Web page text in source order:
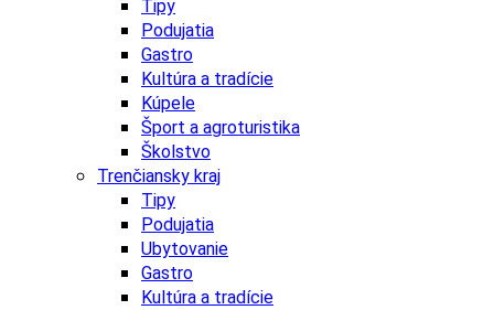
Tipy
Podujatia
Gastro
Kultúra a tradície
Kúpele
Šport a agroturistika
Školstvo
Trenčiansky kraj
Tipy
Podujatia
Ubytovanie
Gastro
Kultúra a tradície